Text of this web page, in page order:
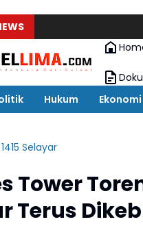
Hukum Ekonomi
Selayar
Tower
Terus